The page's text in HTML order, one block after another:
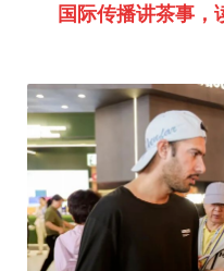
国际传播讲茶事，